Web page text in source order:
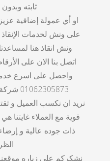
ثابته
او أي عمولة إضافية
على ونش لخدمات الإنقاذ
ونش انقاذ هنا
اتصل بنا الان على
واحصل على اسرع
01062305873 شركة ونش لإنقاذ السيارات
نريد ان نكسب العميل و
قوية مع العملاء غايتنا
ذات جوده عالية و
نشكركم على زياره